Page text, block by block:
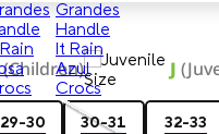
(Children) J
29-30 30-31 32-33